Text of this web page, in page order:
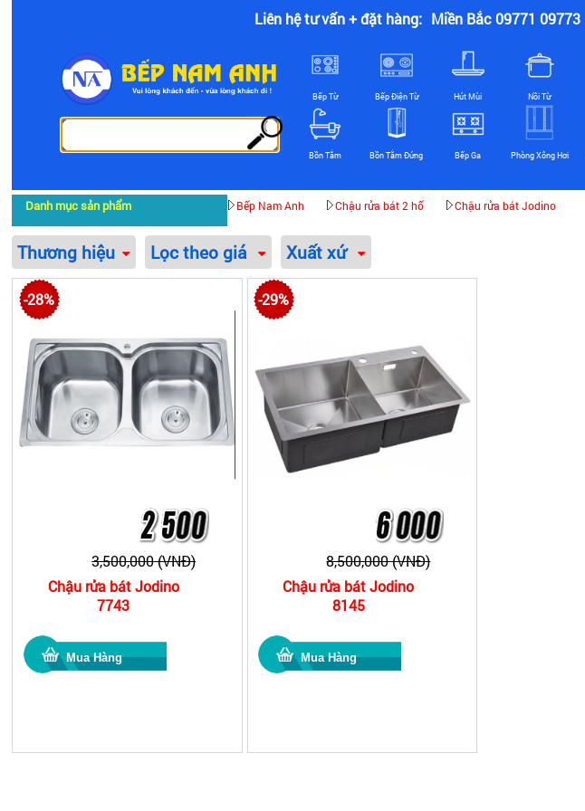
Liên hệ tư vấn + đặt hàng: Miền Bắc 09771 09773
Bếp Từ Bếp Điện Từ Hút Mùi Nồi Từ
Bồn Tắm Bồn Tắm Đứng Bếp Ga Phòng Xông Hơi
Danh mục sản phẩm Bếp Nam Anh Chậu rửa bát 2 hố Chậu rửa bát Jodino
Thương hiệu Lọc theo giá Xuất xứ
-28%
3,500,000 (VNĐ)
Chậu rửa bát Jodino
7743
-29%
8,500,000 (VNĐ)
Chậu rửa bát Jodino
8145